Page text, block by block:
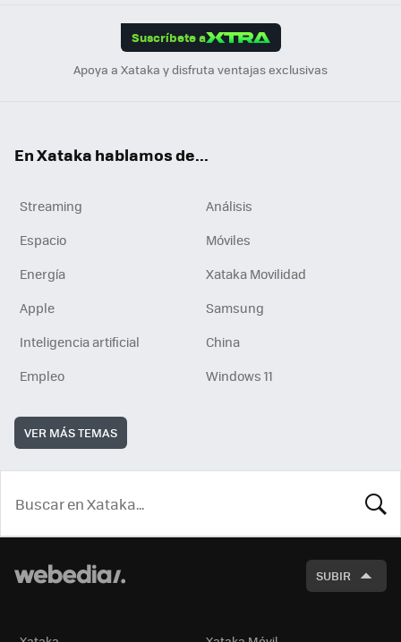
Suscríbete a
Apoya a Xataka y disfruta ventajas exclusivas
En Xataka hablamos de...
Streaming
Análisis
Espacio
Móviles
Energía
Xataka Movilidad
Apple
Samsung
Inteligencia artificial
China
Empleo
Windows 11
VER MÁS TEMAS
SUBIR